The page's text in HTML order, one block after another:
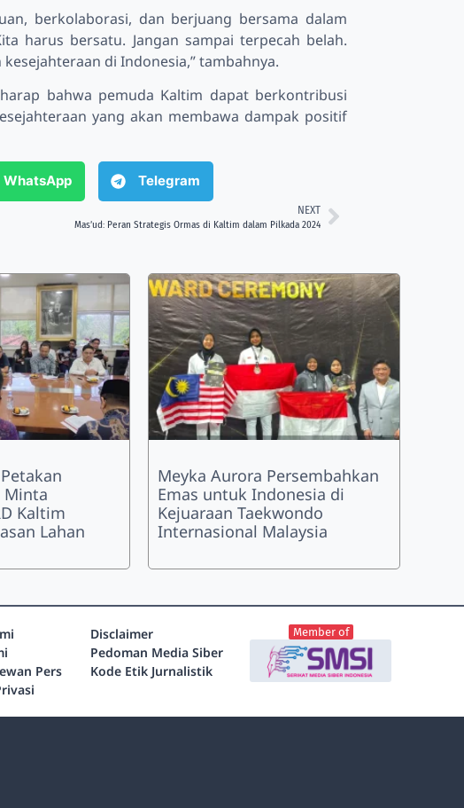
berkolaborasi, dan berjuang bersama dalam
harus bersatu. Jangan sampai terpecah belah.
di Indonesia,” tambahnya.
bahwa pemuda Kaltim dapat berkontribusi
yang akan membawa dampak positif
WhatsApp Telegram
NEXT
Mas’ud: Peran Strategis Ormas di Kaltim dalam Pilkada 2024
Minta
Kaltim
Lahan
Meyka Aurora Persembahkan
Emas untuk Indonesia di
Kejuaraan Taekwondo
Internasional Malaysia
Pers
Disclaimer
Pedoman Media Siber
Kode Etik Jurnalistik
Member of